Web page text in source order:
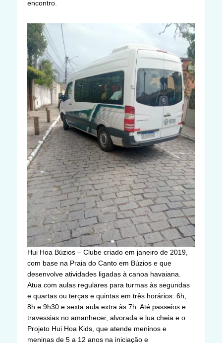
encontro.
Hui Hoa Búzios – Clube criado em janeiro de 2019,
com base na Praia do Canto em Búzios e que
desenvolve atividades ligadas à canoa havaiana.
Atua com aulas regulares para turmas às segundas
e quartas ou terças e quintas em três horários: 6h,
8h e 9h30 e sexta aula extra às 7h. Até passeios e
travessias no amanhecer, alvorada e lua cheia e o
Projeto Hui Hoa Kids, que atende meninos e
meninas de 5 a 12 anos na iniciação e